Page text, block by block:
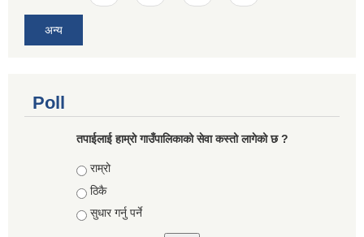
अन्य
Poll
तपाईलाई हाम्राे गाउँपालिकाको सेवा कस्तो लागेको छ ?
Choices
राम्रो
ठिकै
सुधार गर्नु पर्ने